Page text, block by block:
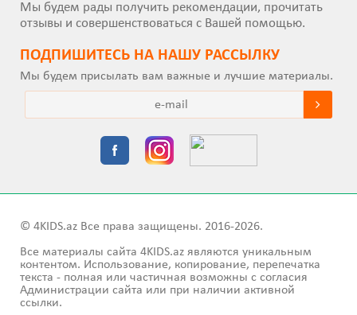
Мы будем рады получить рекомендации, прочитать
отзывы и совершенствоваться с Вашей помощью.
ПОДПИШИТEСЬ НА НАШУ РАССЫЛКУ
Мы будем присылать вам важные и лучшие материалы.
© 4KIDS.az Все права защищены. 2016-2026.
Все материалы сайта 4KIDS.az являются уникальным
контентом. Использование, копирование, перепечатка
текста - полная или частичная возможны с согласия
Администрации сайта или при наличии активной
ссылки.